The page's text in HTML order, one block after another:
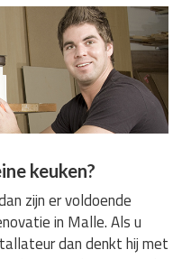
keuken?
zijn er voldoende
in Malle. Als u
dan denkt hij met